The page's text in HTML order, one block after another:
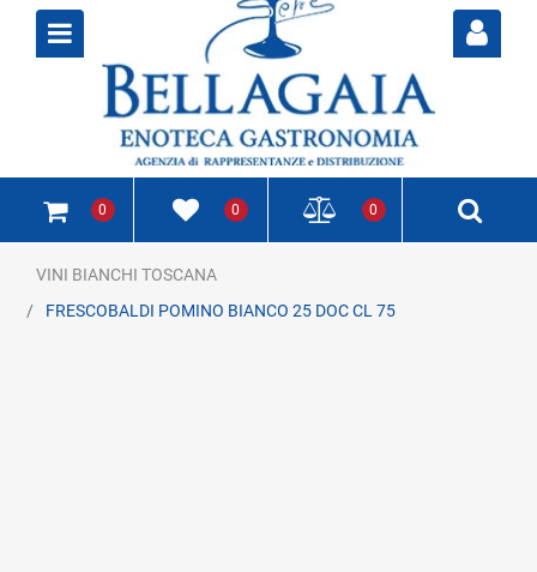
0 0 0
VINI BIANCHI TOSCANA
FRESCOBALDI POMINO BIANCO 25 DOC CL 75